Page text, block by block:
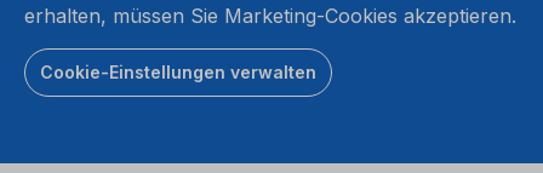
erhalten, müssen Sie Marketing-Cookies akzeptieren.
Cookie-Einstellungen verwalten